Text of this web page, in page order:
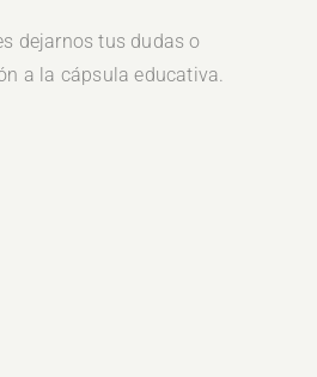
dejarnos tus dudas o
a la cápsula educativa.